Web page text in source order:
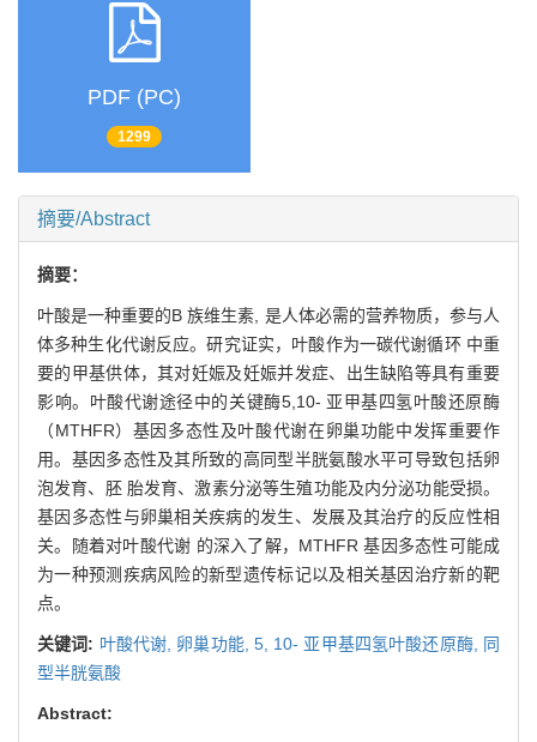
PDF (PC)
1299
摘要/Abstract
摘要：
叶酸是一种重要的B 族维生素, 是人体必需的营养物质，参与人
体多种生化代谢反应。研究证实，叶酸作为一碳代谢循环 中重
要的甲基供体，其对妊娠及妊娠并发症、出生缺陷等具有重要
影响。叶酸代谢途径中的关键酶5,10- 亚甲基四氢叶酸还原酶
（MTHFR）基因多态性及叶酸代谢在卵巢功能中发挥重要作
用。基因多态性及其所致的高同型半胱氨酸水平可导致包括卵
泡发育、胚 胎发育、激素分泌等生殖功能及内分泌功能受损。
基因多态性与卵巢相关疾病的发生、发展及其治疗的反应性相
关。随着对叶酸代谢 的深入了解，MTHFR 基因多态性可能成
为一种预测疾病风险的新型遗传标记以及相关基因治疗新的靶
点。
关键词: 叶酸代谢, 卵巢功能,5, 10- 亚甲基四氢叶酸还原酶,
同
型半胱氨酸
Abstract: